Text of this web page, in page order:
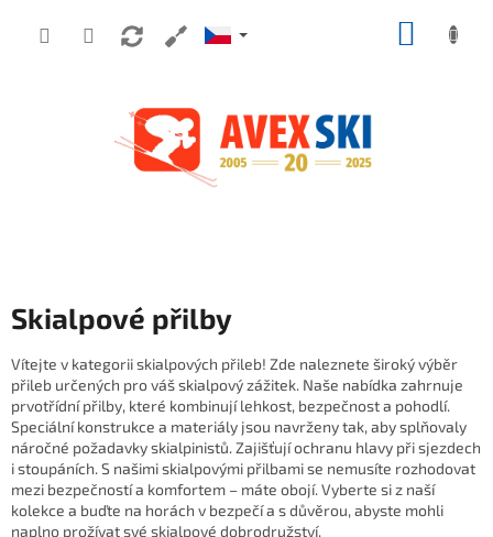
Skialpové přilby
Vítejte v kategorii skialpových přileb! Zde naleznete široký výběr
přileb určených pro váš skialpový zážitek. Naše nabídka zahrnuje
prvotřídní přilby, které kombinují lehkost, bezpečnost a pohodlí.
Speciální konstrukce a materiály jsou navrženy tak, aby splňovaly
náročné požadavky skialpinistů. Zajišťují ochranu hlavy při sjezdech
i stoupáních. S našimi skialpovými přilbami se nemusíte rozhodovat
mezi bezpečností a komfortem – máte obojí. Vyberte si z naší
kolekce a buďte na horách v bezpečí a s důvěrou, abyste mohli
naplno prožívat své skialpové dobrodružství.